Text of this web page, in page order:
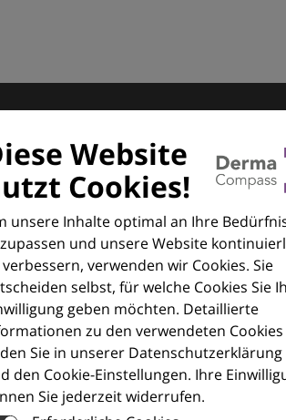
Website
Cookies!
unsere Inhalte optimal an Ihre
und unsere Website
verwenden wir Cookies. Sie
selbst, für welche Cookies Sie
geben möchten. Detaillierte
zu den verwendeten Cookies
Sie in unserer Datenschutzerklärung
den Cookie-Einstellungen. Ihre
Sie jederzeit widerrufen.
für Exzellenz in der
mit dem European Dermatology
Euroderm Excellence
ist Ihr digitaler Kompass für die
mit Wissen, Bildern und praktischen
Alltag.